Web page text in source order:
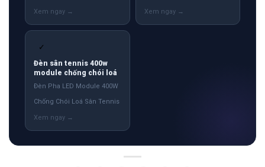
✓
Đèn sân tennis 400w
module chống chói loá
Đèn Pha LED Module 400W
Chống Chói Loá Sân Tennis